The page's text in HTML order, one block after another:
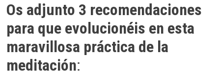
Os adjunto 3 recomendaciones
para que evolucionéis en esta
maravillosa práctica de la
meditación:
funcione lo
durante tu
visita. Si
cookies,